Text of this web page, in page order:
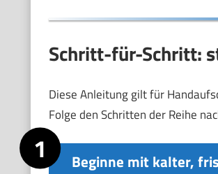
Schritt-für-Schritt:
Diese Anleitung gilt für
Folge den Schritten der Reihe
Beginne mit kalter,